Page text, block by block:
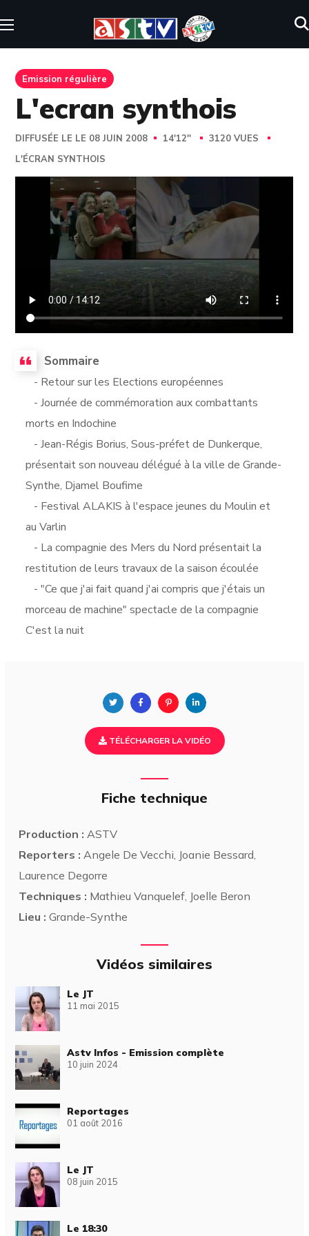
Emission régulière
L'ecran synthois
DIFFUSÉE LE LE 08 JUIN 2008 14'12''
3120 VUES
L'ÉCRAN SYNTHOIS
Sommaire
- Retour sur les Elections européennes
- Journée de commémoration aux combattants
morts en Indochine
- Jean-Régis Borius, Sous-préfet de Dunkerque,
présentait son nouveau délégué à la ville de Grande-
Synthe, Djamel Boufime
- Festival ALAKIS à l'espace jeunes du Moulin et
au Varlin
- La compagnie des Mers du Nord présentait la
restitution de leurs travaux de la saison écoulée
- "Ce que j'ai fait quand j'ai compris que j'étais un
morceau de machine" spectacle de la compagnie
C'est la nuit
TÉLÉCHARGER LA VIDÉO
Fiche technique
Production : ASTV
Reporters : Angele De Vecchi, Joanie Bessard,
Laurence Degorre
Techniques : Mathieu Vanquelef, Joelle Beron
Lieu : Grande-Synthe
Vidéos similaires
Le JT
11 mai 2015
Astv Infos - Emission complète
10 juin 2024
Reportages
01 août 2016
Le JT
08 juin 2015
Le 18:30